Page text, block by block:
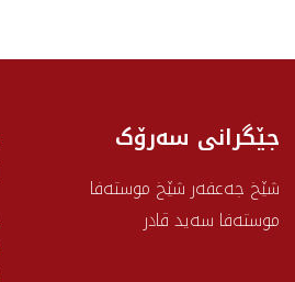
جێگرانی سه‌رۆک
شێخ جەعفەر شێخ موستەفا
موستەفا سەید قادر